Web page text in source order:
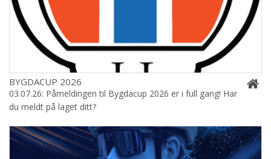
BYGDACUP 2026
03.07.26: Påmeldingen til Bygdacup 2026 er i full gang! Har
du meldt på laget ditt?